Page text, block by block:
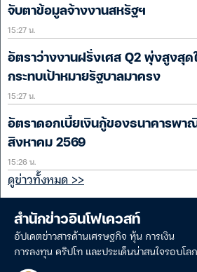
จับตาข้อมูลจ้างงานสหรัฐฯ
15:27 น.
อัตราว่างงานฝรั่งเศส Q2 พุ่งสูงสุด
กระทบเป้าหมายรัฐบาลมาครง
15:27 น.
อัตราดอกเบี้ยเงินกู้ของธนาคารพา
สิงหาคม 2569
15:26 น.
ดูข่าวทั้งหมด >>
สำนักข่าวอินโฟเควสท์
อัปเดตข่าวสารด้านเศรษฐกิจ หุ้น การเงิน
การลงทุน คริปโท และประเด็นน่าสนใจรอบโลก